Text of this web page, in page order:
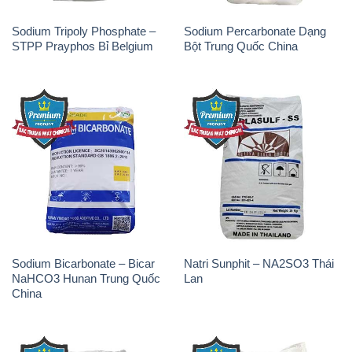
Sodium Tripoly Phosphate –
STPP Prayphos Bỉ Belgium
Sodium Percarbonate Dạng
Bột Trung Quốc China
Sodium Bicarbonate – Bicar
NaHCO3 Hunan Trung Quốc
China
Natri Sunphit – NA2SO3 Thái
Lan